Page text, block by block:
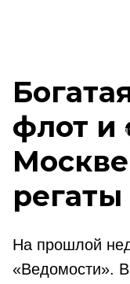
флот и
На прошлой
«Ведомости».